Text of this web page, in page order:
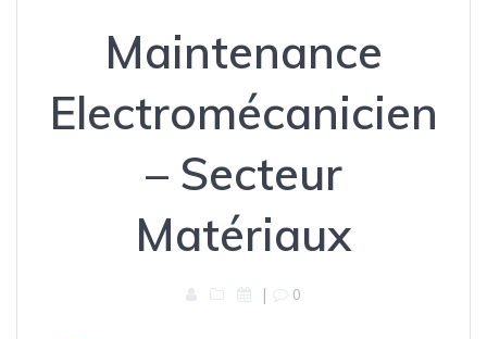
Maintenance
Electromécanicien
– Secteur
Matériaux
| 0